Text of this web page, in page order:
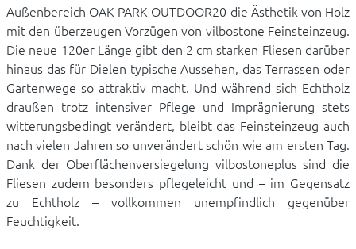
Außenbereich OAK PARK OUTDOOR20 die Ästhetik von Holz
mit den überzeugen Vorzügen von vilbostone Feinsteinzeug.
Die neue 120er Länge gibt den 2 cm starken Fliesen darüber
hinaus das für Dielen typische Aussehen, das Terrassen oder
Gartenwege so attraktiv macht. Und während sich Echtholz
draußen trotz intensiver Pflege und Imprägnierung stets
witterungsbedingt verändert, bleibt das Feinsteinzeug auch
nach vielen Jahren so unverändert schön wie am ersten Tag.
Dank der Oberflächenversiegelung vilbostoneplus sind die
Fliesen zudem besonders pflegeleicht und – im Gegensatz
zu Echtholz – vollkommen unempfindlich gegenüber
Feuchtigkeit.